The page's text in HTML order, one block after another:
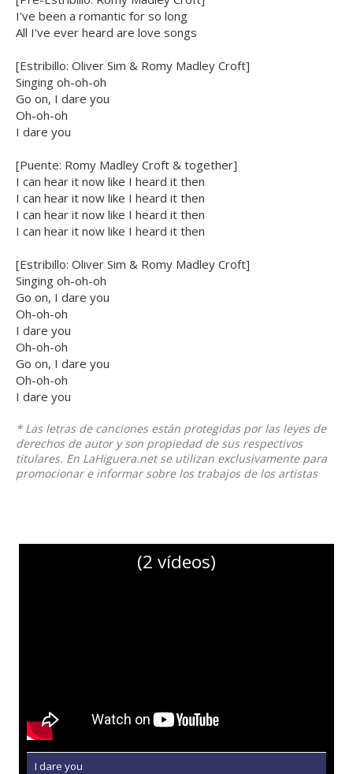
I've been a romantic for so long
All I've ever heard are love songs
[Estribillo: Oliver Sim & Romy Madley Croft]
Singing oh-oh-oh
Go on, I dare you
Oh-oh-oh
I dare you
[Puente: Romy Madley Croft & together]
I can hear it now like I heard it then
I can hear it now like I heard it then
I can hear it now like I heard it then
I can hear it now like I heard it then
[Estribillo: Oliver Sim & Romy Madley Croft]
Singing oh-oh-oh
Go on, I dare you
Oh-oh-oh
I dare you
Oh-oh-oh
Go on, I dare you
Oh-oh-oh
I dare you
* Las letras de canciones están protegidas por las leyes de
derechos de autor y son propiedad de sus respectivos
titulares. En LaHiguera.net se utilizan exclusivamente para
promocionar e informar sobre los trabajos de los artistas
(2 vídeos)
I dare you